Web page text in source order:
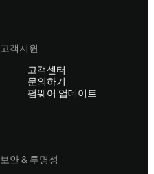
고객지원
고객센터
문의하기
펌웨어 업데이트
보안 & 투명성